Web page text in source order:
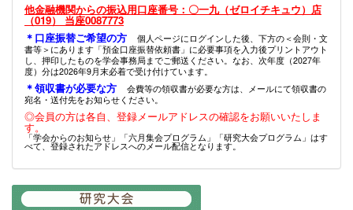
他金融機関からの振込用口座番号：〇一九（ゼロイチキュウ）店
（019） 当座0087773
＊口座振替ご希望の方
個人ページにログインした後、下方の＜会則・文
書等＞にあります「預金口座振替依頼書」に必要事項を入力後プリントアウト
し、押印したものを学会事務局までご郵送ください。なお、次年度（2027年
度）分は2026年9月末必着で受け付けています。
＊領収書が必要な方
会費等の領収書が必要な方は、メールにて領収書の
宛名・送付先をお知らせください。
◎会員の方は各自、登録メールアドレスの確認をお願いいたしま
す。
「学会からのお知らせ」「六月集会プログラム」「研究大会プログラム」はす
べて、登録されたアドレスへのメール配信となります。